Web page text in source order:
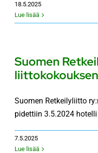
18.5.2025
Lue lisää
Suomen
Suomen Retkeilyliitto
pidettiin 3.5.2024
7.5.2025
Lue lisää